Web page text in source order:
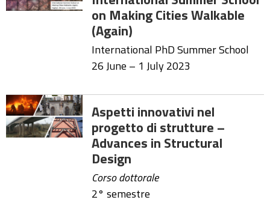
on Making Cities Walkable
(Again)
International PhD Summer School
26 June – 1 July 2023
Aspetti innovativi nel
progetto di strutture –
Advances in Structural
Design
Corso dottorale
2° semestre